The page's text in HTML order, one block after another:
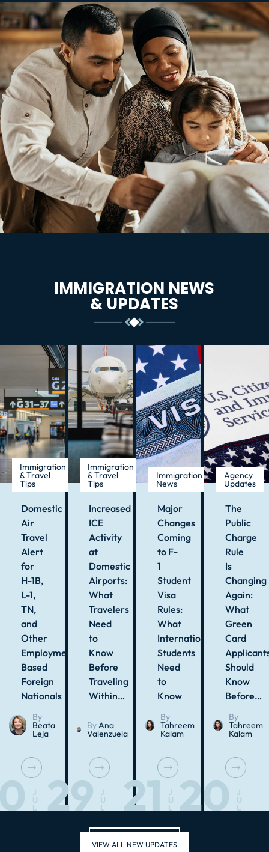
IMMIGRATION NEWS
& UPDATES
Immigration
& Travel
Tips
Domestic
Air
Travel
Alert
for
H-1B,
L-1,
TN,
and
Other
Employment-
Based
Foreign
Nationals
By
Beata
Leja
J
U
L
Immigration
& Travel
Tips
Increased
ICE
Activity
at
Domestic
Airports:
What
Travelers
Need
to
Know
Before
Traveling
Within…
ByAna
Valenzuela
29
J
U
L
Immigration
News
Major
Changes
Coming
to F-
1
Student
Visa
Rules:
What
International
Students
Need
to
Know
By
Tahreem
Kalam
21
J
U
L
Agency
Updates
The
Public
Charge
Rule
Is
Changing
Again:
What
Green
Card
Should
Know
Before…
By
Tahreem
Kalam
20
J
U
L
VIEW ALL NEW UPDATES